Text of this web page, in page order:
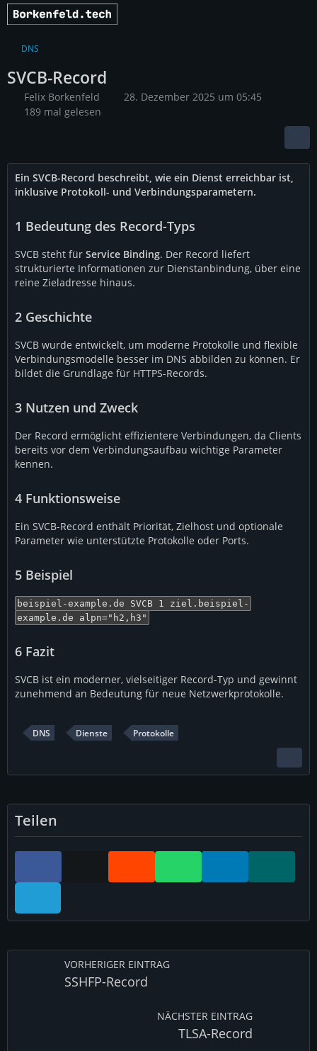
DNS
SVCB-Record
Felix Borkenfeld
28. Dezember 2025 um 05:45
189 mal gelesen
Ein SVCB-Record beschreibt, wie ein Dienst erreichbar ist,
inklusive Protokoll- und Verbindungsparametern.
1 Bedeutung des Record-Typs
SVCB steht für Service Binding. Der Record liefert
strukturierte Informationen zur Dienstanbindung, über eine
reine Zieladresse hinaus.
2 Geschichte
SVCB wurde entwickelt, um moderne Protokolle und flexible
Verbindungsmodelle besser im DNS abbilden zu können. Er
bildet die Grundlage für HTTPS-Records.
3 Nutzen und Zweck
Der Record ermöglicht effizientere Verbindungen, da Clients
bereits vor dem Verbindungsaufbau wichtige Parameter
kennen.
4 Funktionsweise
Ein SVCB-Record enthält Priorität, Zielhost und optionale
Parameter wie unterstützte Protokolle oder Ports.
5 Beispiel
beispiel-example.de SVCB 1 ziel.beispiel-
example.de alpn="h2,h3"
6 Fazit
SVCB ist ein moderner, vielseitiger Record-Typ und gewinnt
zunehmend an Bedeutung für neue Netzwerkprotokolle.
DNS Dienste Protokolle
Teilen
VORHERIGER EINTRAG
SSHFP-Record
NÄCHSTER EINTRAG
TLSA-Record